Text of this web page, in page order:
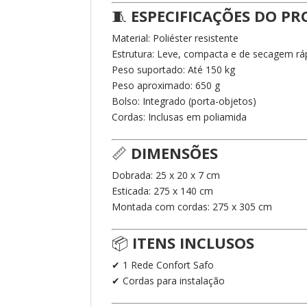
🧵 ESPECIFICAÇÕES DO
Material: Poliéster resistente
Estrutura: Leve, compacta e de secagem
Peso suportado: Até 150 kg
Peso aproximado: 650 g
Bolso: Integrado (porta-objetos)
Cordas: Inclusas em poliamida
📏 DIMENSÕES
Dobrada: 25 x 20 x 7 cm
Esticada: 275 x 140 cm
Montada com cordas: 275 x 305 cm
📦 ITENS INCLUSOS
✔ 1 Rede Confort Safo
✔ Cordas para instalação